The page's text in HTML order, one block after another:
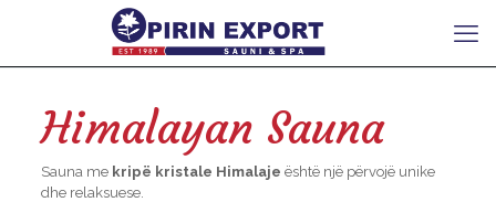
Himalayan Sauna
Sauna me kripë kristale Himalaje është një përvojë unike
dhe relaksuese.